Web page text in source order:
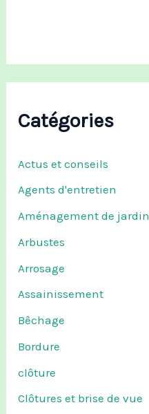
Catégories
Actus et conseils
Agents d'entretien
Aménagement de jardin
Arbustes
Arrosage
Assainissement
Bêchage
Bordure
clôture
Clôtures et brise de vue